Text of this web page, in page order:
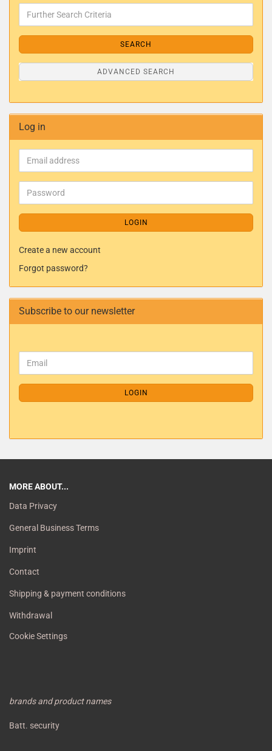
SEARCH
ADVANCED SEARCH
Log in
LOGIN
Create a new account
Forgot password?
Subscribe to our newsletter
LOGIN
MORE ABOUT...
Data Privacy
General Business Terms
Imprint
Contact
Shipping & payment conditions
Withdrawal
Cookie Settings
brands and product names
Batt. security